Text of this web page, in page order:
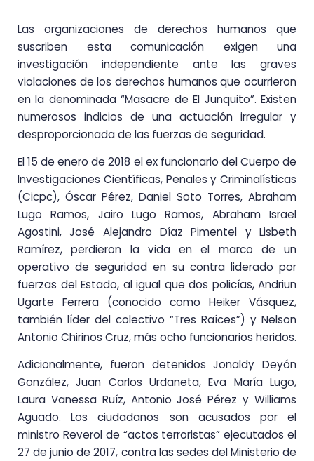
Las organizaciones de derechos humanos que
suscriben esta comunicación exigen una
investigación independiente ante las graves
violaciones de los derechos humanos que ocurrieron
en la denominada “Masacre de El Junquito”. Existen
numerosos indicios de una actuación irregular y
desproporcionada de las fuerzas de seguridad.
El 15 de enero de 2018 el ex funcionario del Cuerpo de
Investigaciones Científicas, Penales y Criminalísticas
(Cicpc), Óscar Pérez, Daniel Soto Torres, Abraham
Lugo Ramos, Jairo Lugo Ramos, Abraham Israel
Agostini, José Alejandro Díaz Pimentel y Lisbeth
Ramírez, perdieron la vida en el marco de un
operativo de seguridad en su contra liderado por
fuerzas del Estado, al igual que dos policías, Andriun
Ugarte Ferrera (conocido como Heiker Vásquez,
también líder del colectivo “Tres Raíces”) y Nelson
Antonio Chirinos Cruz, más ocho funcionarios heridos.
Adicionalmente, fueron detenidos Jonaldy Deyón
González, Juan Carlos Urdaneta, Eva María Lugo,
Laura Vanessa Ruíz, Antonio José Pérez y Williams
Aguado. Los ciudadanos son acusados por el
ministro Reverol de “actos terroristas” ejecutados el
27 de junio de 2017, contra las sedes del Ministerio de